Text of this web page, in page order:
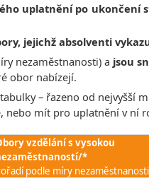
uplatnění po
jejichž absolventi
nezaměstnanosti) a jsou
obor nabízejí.
– řazeno od nejvyšší
mít pro uplatnění v ní
vzdělání s vysokou
*
podle míry nezaměstnanosti